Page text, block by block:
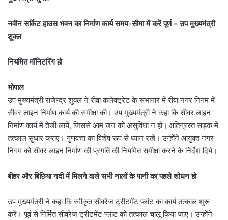
नवीन सर्किट हाउस भवन का निर्माण कार्य समय-सीमा में करें पूर्ण – उप मुख्यमंत्री
शुक्ल
नियमित मॉनिटरिंग हो
भोपाल
उप मुख्यमंत्री राजेन्द्र शुक्ल ने रीवा कलेक्ट्रेट के सभागार में रीवा नगर निगम में
सीवर लाइन निर्माण कार्य की समीक्षा की। उप मुख्यमंत्री ने कहा कि सीवर लाइन
निर्माण कार्य में तेजी लायें, जिससे आम जन को असुविधा न हो। क्षतिग्रस्त सड़क में
तत्काल सुधार कराएं। गुणवत्ता का विशेष रूप से ध्यान रखें। उन्होंने आयुक्त नगर
निगम को सीवर लाइन निर्माण की प्रगति की नियमित समीक्षा करने के निर्देश दिये।
बीहर और बिछिया नदी में मिलने वाले सभी नालों के पानी का पहले शोधन हो
उप मुख्यमंत्री ने कहा कि स्वीकृत सीवरेज ट्रीटमेंट प्लांट का कार्य तत्काल शुरू
करें। पूर्व से निर्मित सीवरेज ट्रीटमेंट प्लांट को तत्काल चालू किया जाए। उन्होंने